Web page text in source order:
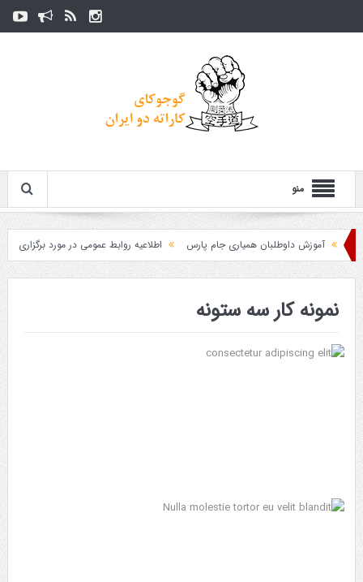
منو
آموزش داوطلبان همیاری جام پارس اطلاعیه روابط عمومی در مورد برگزاری
نمونه کار سه ستونه